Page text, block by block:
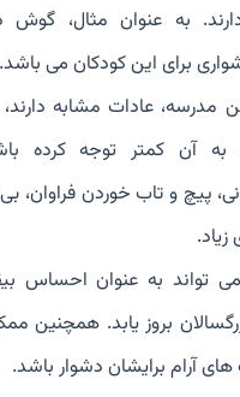
به عنوان مثال، گوش
برای این کودکان می باشد.
مدرسه، عادات مشابه
آن کمتر توجه کرده
پیچ و تاب خوردن فراوان، بی
تواند به عنوان احساس
بروز یابد. همچنین
آرام برایشان دشوار باشد.